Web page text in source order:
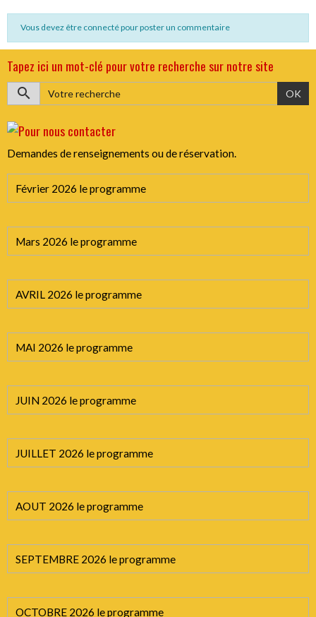
Vous devez être connecté pour poster un commentaire
Tapez ici un mot-clé pour votre recherche sur notre site
OK
Demandes de renseignements ou de réservation.
Février 2026 le programme
Mars 2026 le programme
AVRIL 2026 le programme
MAI 2026 le programme
JUIN 2026 le programme
JUILLET 2026 le programme
AOUT 2026 le programme
SEPTEMBRE 2026 le programme
OCTOBRE 2026 le programme